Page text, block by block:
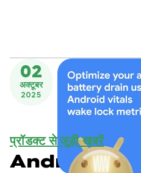
02
अक्टूबर
2025
प्रॉडक्ट से जुड़ी खबरें
Android की